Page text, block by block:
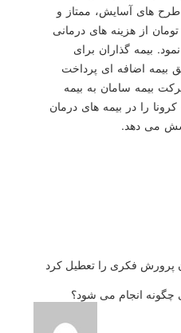
های آسایش، ممتاز و
۳۰ میلیون تومان از هزینه های درمانی
بیمه گذاران برای
بیمه اضافه ای پرداخت
بیمه سامان به بیمه
را در بیمه های درمان
می دهد.
پرورش فكری را تعطیل كرد
چگونه انجام می شود؟